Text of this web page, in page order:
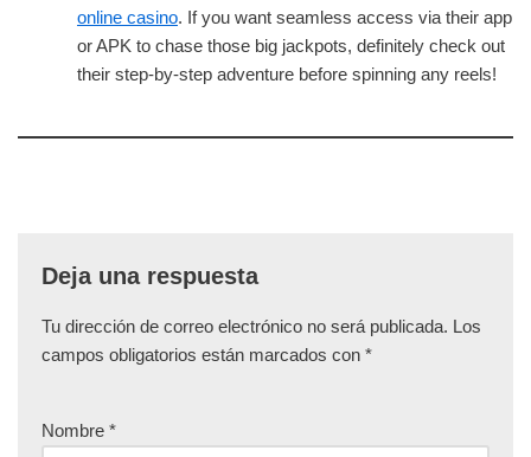
online casino. If you want seamless access via their app
or APK to chase those big jackpots, definitely check out
their step-by-step adventure before spinning any reels!
Deja una respuesta
Tu dirección de correo electrónico no será publicada. Los
campos obligatorios están marcados con *
Nombre *